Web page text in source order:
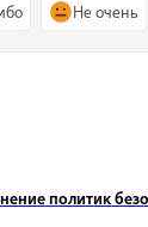
Не очень
политик